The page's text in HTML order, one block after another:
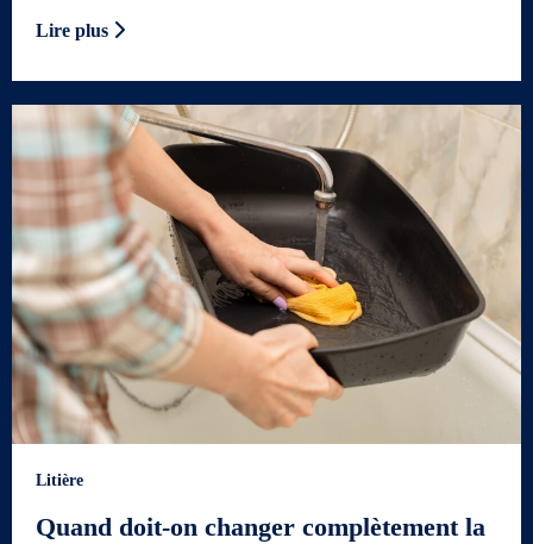
Lire plus
Litière
Quand doit-on changer complètement la